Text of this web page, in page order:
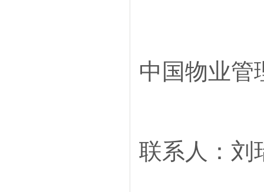
中国物业管
联系人：刘